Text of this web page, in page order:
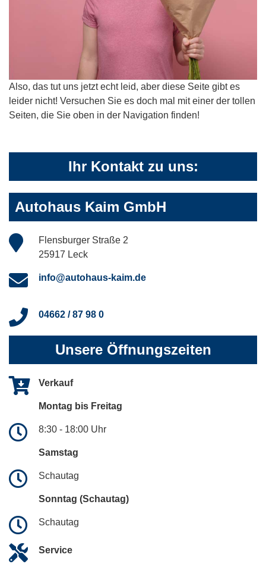
Also, das tut uns jetzt echt leid, aber diese Seite gibt es
leider nicht! Versuchen Sie es doch mal mit einer der tollen
Seiten, die Sie oben in der Navigation finden!
Ihr Kontakt zu uns:
Autohaus Kaim GmbH
Flensburger Straße 2
25917 Leck
info@autohaus-kaim.de
04662 / 87 98 0
Unsere Öffnungszeiten
Verkauf
Montag bis Freitag
8:30 - 18:00 Uhr
Samstag
Schautag
Sonntag (Schautag)
Schautag
Service